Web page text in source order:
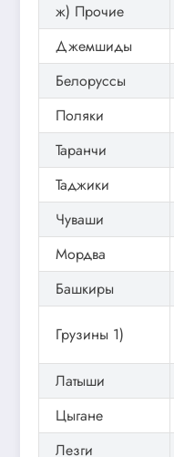
ж) Прочие
Джемшиды
Белоруссы
Поляки
Таранчи
Таджики
Чуваши
Мордва
Башкиры
Грузины 1)
Латыши
Цыгане
Лезги